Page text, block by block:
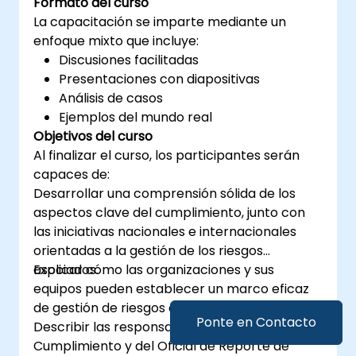
Ponte en Contacto
para apoyar a una organización en la
planificación efectiva, implementación,
gestión, monitoreo y mantenimiento de
un SGSI
La capacitación se imparte mediante un
enfoque mixto que incluye:
Discusiones facilitadas
Presentaciones con diapositivas
Análisis de casos
Ejemplos del mundo real
Objetivos del curso
Al finalizar el curso, los participantes serán
capaces de:
Desarrollar una comprensión sólida de los
aspectos clave del cumplimiento, junto con
las iniciativas nacionales e internacionales
orientadas a la gestión de los riesgos
asociados.
Explicar cómo las organizaciones y sus
equipos pueden establecer un marco eficaz
de gestión de riesgos de cumplimiento.
Describir las responsabilidades del Oficial de
Cumplimiento y del Oficial de Reporte de